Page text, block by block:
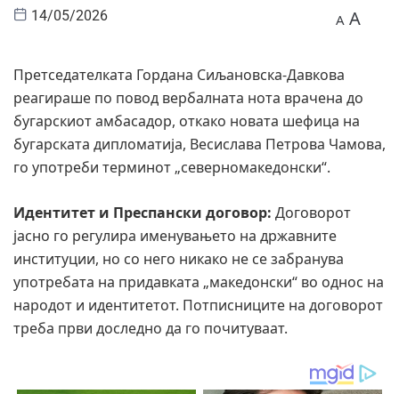
14/05/2026 A A
Претседателката Гордана Сиљановска-Давкова
реагираше по повод вербалната нота врачена до
бугарскиот амбасадор, откако новата шефица на
бугарската дипломатија, Весислава Петрова Чамова,
го употреби терминот „северномакедонски“.
Идентитет и Преспански договор: Договорот
јасно го регулира именувањето на државните
институции, но со него никако не се забранува
употребата на придавката „македонски“ во однос на
народот и идентитетот. Потписниците на договорот
треба први доследно да го почитуваат.